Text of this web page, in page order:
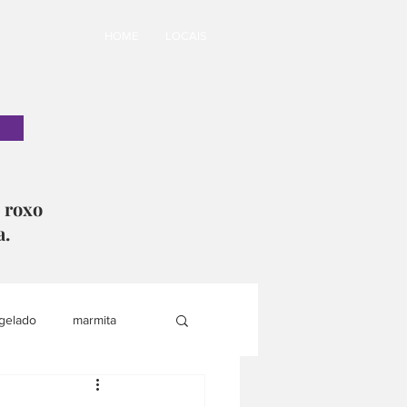
roxo
marmita
lanche saudável